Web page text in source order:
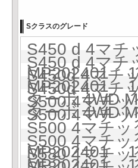
Sクラスのグレード
S450 d 4マチ
MP202401
S450 d 4マチ
MP202401
S450d 4マチ
ターボ 4WD
S450d 4マチ
ターボ 4WD
S500 4マチ
S500 4マチ
S500 4マチ
MP202401
S500 4マチ
S580 4マチ